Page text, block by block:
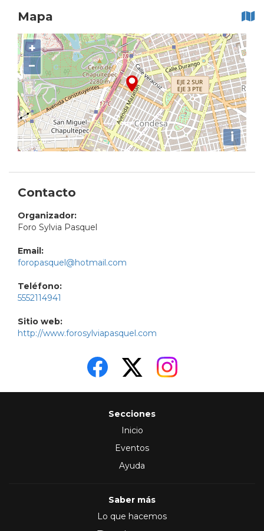
Mapa
+
−
i
Contacto
Organizador:
Foro Sylvia Pasquel
Email:
foropasquel@hotmail.com
Teléfono:
5552114941
Sitio web:
http://www.forosylviapasquel.com
Secciones
Inicio
Eventos
Ayuda
Saber más
Lo que hacemos